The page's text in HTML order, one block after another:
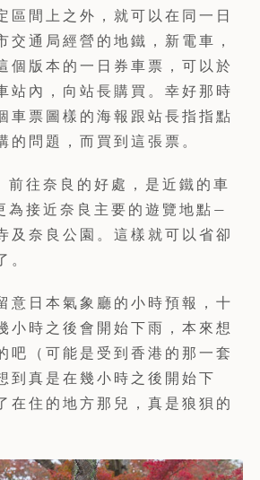
區間上之外，就可以在同一日
交通局經營的地鐵，新電車，
個版本的一日券車票，可以於
站內，向站長購買。幸好那時
車票圖樣的海報跟站長指指點
的問題，而買到這張票。
前往奈良的好處，是近鐵的車
為接近奈良主要的遊覽地點—
及奈良公園。這樣就可以省卻
。
意日本氣象廳的小時預報，十
小時之後會開始下雨，本來想
吧（可能是受到香港的那一套
到真是在幾小時之後開始下
在住的地方那兒，真是狼狽的